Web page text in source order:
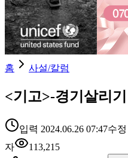
홈 사설/칼럼
<기고>-경기살리기
입력 2024.06.26 07:47수정
자
113,215